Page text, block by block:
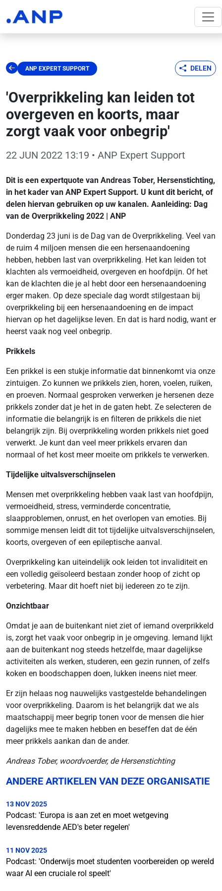
ANP EXPERT SUPPORT DELEN
'Overprikkeling kan leiden tot
overgeven en koorts, maar
zorgt vaak voor onbegrip'
22 JUN 2022 13:19 • ANP Expert Support
Dit is een expertquote van Andreas Tober, Hersenstichting,
in het kader van ANP Expert Support. U kunt dit bericht, of
delen hiervan gebruiken op uw kanalen. Aanleiding: Dag
van de Overprikkeling 2022 | ANP
Donderdag 23 juni is de Dag van de Overprikkeling. Veel van
de ruim 4 miljoen mensen die een hersenaandoening
hebben, hebben last van overprikkeling. Het kan leiden tot
klachten als vermoeidheid, overgeven en hoofdpijn. Of het
kan de klachten die je al hebt door een hersenaandoening
erger maken. Op deze speciale dag wordt stilgestaan bij
overprikkeling bij een hersenaandoening en de impact
hiervan op het dagelijkse leven. En dat is hard nodig, want er
heerst vaak nog veel onbegrip.
Prikkels
Een prikkel is een stukje informatie dat binnenkomt via onze
zintuigen. Zo kunnen we prikkels zien, horen, voelen, ruiken,
en proeven. Normaal gesproken verwerken je hersenen deze
prikkels zonder dat je het in de gaten hebt. Ze selecteren de
informatie die belangrijk is en filteren de prikkels die niet
belangrijk zijn. Bij overprikkeling worden prikkels niet goed
verwerkt. Je kunt dan veel meer prikkels ervaren dan
normaal of het kost meer moeite om prikkels te verwerken.
Tijdelijke uitvalsverschijnselen
Mensen met overprikkeling hebben vaak last van hoofdpijn,
vermoeidheid, stress, verminderde concentratie,
slaapproblemen, onrust, en het overlopen van emoties. Bij
sommige mensen leidt dit tot tijdelijke uitvalsverschijnselen,
koorts, overgeven of een epileptische aanval.
Overprikkeling kan uiteindelijk ook leiden tot invaliditeit en
een volledig geïsoleerd bestaan zonder hoop of zicht op
verbetering. Maar dit hoeft niet bij iedereen zo te zijn.
Onzichtbaar
Omdat je aan de buitenkant niet ziet of iemand overprikkeld
is, zorgt het vaak voor onbegrip in je omgeving. Iemand lijkt
aan de buitenkant nog steeds hetzelfde, maar dagelijkse
activiteiten als werken, studeren, een gezin runnen, of zelfs
koken en boodschappen doen, lukken ineens niet meer.
Er zijn helaas nog nauwelijks vastgestelde behandelingen
voor overprikkeling. Daarom is het belangrijk dat we als
maatschappij meer begrip tonen voor de mensen die hier
dagelijks mee te maken hebben en beseffen dat de één
meer prikkels aankan dan de ander.
Andreas Tober, woordvoerder, de Hersenstichting
ANDERE ARTIKELEN VAN DEZE ORGANISATIE
13 NOV 2025
Podcast: 'Europa is aan zet en moet wetgeving
levensreddende AED's beter regelen'
11 NOV 2025
Podcast: 'Onderwijs moet studenten voorbereiden op wereld
waar AI een cruciale rol speelt'